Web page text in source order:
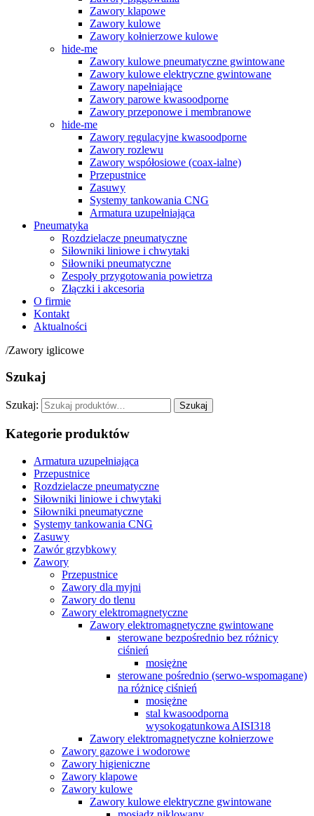
Zawory klapowe
Zawory kulowe
Zawory kołnierzowe kulowe
hide-me
Zawory kulowe pneumatyczne gwintowane
Zawory kulowe elektryczne gwintowane
Zawory napełniające
Zawory parowe kwasoodporne
Zawory przeponowe i membranowe
hide-me
Zawory regulacyjne kwasoodporne
Zawory rozlewu
Zawory współosiowe (coax-ialne)
Przepustnice
Zasuwy
Systemy tankowania CNG
Armatura uzupełniająca
Pneumatyka
Rozdzielacze pneumatyczne
Siłowniki liniowe i chwytaki
Siłowniki pneumatyczne
Zespoły przygotowania powietrza
Złączki i akcesoria
O firmie
Kontakt
Aktualności
/Zawory iglicowe
Szukaj
Szukaj: Szukaj
Kategorie produktów
Armatura uzupełniająca
Przepustnice
Rozdzielacze pneumatyczne
Siłowniki liniowe i chwytaki
Siłowniki pneumatyczne
Systemy tankowania CNG
Zasuwy
Zawór grzybkowy
Zawory
Przepustnice
Zawory dla myjni
Zawory do tlenu
Zawory elektromagnetyczne
Zawory elektromagnetyczne gwintowane
sterowane bezpośrednio bez różnicy
ciśnień
mosiężne
sterowane pośrednio (serwo-wspomagane)
na różnicę ciśnień
mosiężne
stal kwasoodporna
wysokogatunkowa AISI318
Zawory elektromagnetyczne kołnierzowe
Zawory gazowe i wodorowe
Zawory higieniczne
Zawory klapowe
Zawory kulowe
Zawory kulowe elektryczne gwintowane